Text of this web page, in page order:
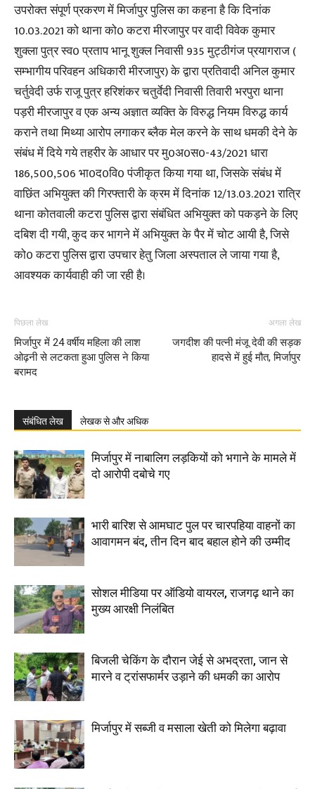
उपरोक्त संपूर्ण प्रकरण में मिर्जापुर पुलिस का कहना है कि दिनांक
10.03.2021 को थाना को0 कटरा मीरजापुर पर वादी विवेक कुमार
शुक्ला पुत्र स्व0 प्रताप भानू शुक्ल निवासी 935 मुट्ठीगंज प्रयागराज (
सम्भागीय परिवहन अधिकारी मीरजापुर) के द्वारा प्रतिवादी अनिल कुमार
चर्तुवेदी उर्फ राजू पुत्र हरिशंकर चतुर्वेदी निवासी तिवारी भरपुरा थाना
पड़री मीरजापुर व एक अन्य अज्ञात व्यक्ति के विरुद्ध नियम विरुद्ध कार्य
कराने तथा मिथ्या आरोप लगाकर ब्लैक मेल करने के साथ धमकी देने के
संबंध में दिये गये तहरीर के आधार पर मु0अ0स0-43/2021 धारा
186,500,506 भा0द0वि0 पंजीकृत किया गया था, जिसके संबंध में
वाछिंत अभियुक्त की गिरफ्तारी के क्रम में दिनांक 12/13.03.2021 रात्रि
थाना कोतवाली कटरा पुलिस द्वारा संबंधित अभियुक्त को पकड़ने के लिए
दबिश दी गयी, कुद कर भागने में अभियुक्त के पैर में चोट आयी है, जिसे
को0 कटरा पुलिस द्वारा उपचार हेतु जिला अस्पताल ले जाया गया है,
आवश्यक कार्यवाही की जा रही है।
पिछला लेख
मिर्जापुर में 24 वर्षीय महिला की लाश
ओढ़नी से लटकता हुआ पुलिस ने किया
बरामद
अगला लेख
जगदीश की पत्नी मंजू देवी की सड़क
हादसे में हुई मौत, मिर्जापुर
संबंधित लेख लेखक से और अधिक
मिर्जापुर में नाबालिग लड़कियों को भगाने के मामले में
दो आरोपी दबोचे गए
भारी बारिश से आमघाट पुल पर चारपहिया वाहनों का
आवागमन बंद, तीन दिन बाद बहाल होने की उम्मीद
सोशल मीडिया पर ऑडियो वायरल, राजगढ़ थाने का
मुख्य आरक्षी निलंबित
बिजली चेकिंग के दौरान जेई से अभद्रता, जान से
मारने व ट्रांसफार्मर उड़ाने की धमकी का आरोप
मिर्जापुर में सब्जी व मसाला खेती को मिलेगा बढ़ावा